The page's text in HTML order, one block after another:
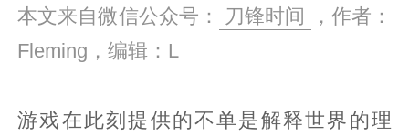
本文来自微信公众号： 刀锋时间
，作者：
Fleming，编辑：L
游戏在此刻提供的不单是解释世界的理